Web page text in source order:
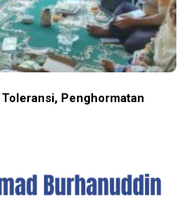
Penghormatan